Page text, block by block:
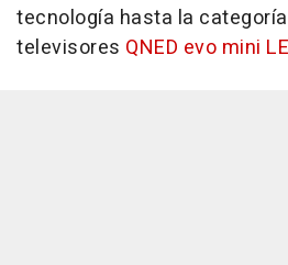
tecnología hasta la
televisores QNED evo mini